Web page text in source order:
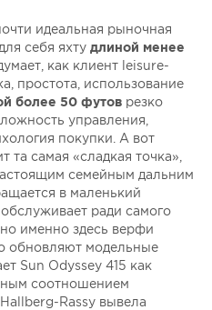
идеальная рыночная
себя яхту длиной менее
как клиент leisure-
простота, использование
более 50 футов резко
управления,
покупки. А вот
та самая «сладкая точка»,
семейным дальним
в маленький
ради самого
именно здесь верфи
обновляют модельные
Sun Odyssey 415 как
соотношением
Rassy вывела